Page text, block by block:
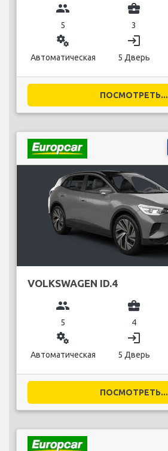
group
5
business_center
3
miscellaneous_services
Автоматическая
login
5 Дверь
ПОСМОТРЕТЬ...
VOLKSWAGEN ID.4
group
5
business_center
4
miscellaneous_services
Автоматическая
login
5 Дверь
ПОСМОТРЕТЬ...